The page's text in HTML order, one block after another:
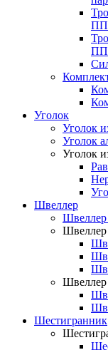
Уголок
Уголок
Уголок
Уголок
Швеллер
Швеллер
Шестигранник